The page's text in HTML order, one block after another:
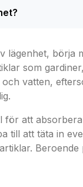
lägenhet,
som
vatten,
att
till att täta in